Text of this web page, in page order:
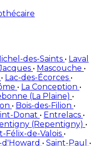
des-Saints • Laval
• Mascouche •
• Lac-des-Écorces •
• La Conception •
(La Plaine) •
• Bois-des-Filion •
Donat • Entrelacs •
(Repentigny) •
Félix-de-Valois •
• Saint-Paul •